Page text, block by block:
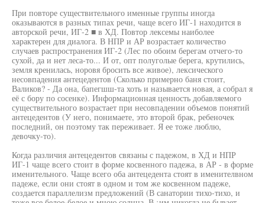
При повторе существительного именные группы иногда
оказываются в разных типах речи, чаще всего ИГ-1 находится в
авторской речи, ИГ-2 ■ в ХД. Повтор лексемы наиболее
характерен для диалога. В НПР и АР возрастает количество
случаев распространения ИГ-2 (Лес по обоим берегам отчего-то
сухой, да и нет леса-то... И от, опт полуголые берега, крутились,
земля кренилась, норовя бросить все живое), лексического
несовпадения антецедентов (Сколько примерно баня стоит,
Валиков? - Да она, бапегшш-та хоть и называется новая, а собрал я
её с бору по сосенке). Информационная ценность добавляемого
существительного возрастает при несовпадении объемов понятий
антецедентов (У него, понимаете, это второй брак, ребеночек
последний, он поэтому так переживает. Я ее тоже люблю,
девочку-то).
Когда различия антецедентов связаны с падежом, в ХД и НПР
ИГ-1 чаще всего стоит в форме косвенного падежа, в АР - в форме
именительного. Чаще всего оба антецедента стоят в именителвном
падеже, если они стоят в одном и том же косвенном падеже,
создается параллелизм предложений (В санатории тихо-тихо, и